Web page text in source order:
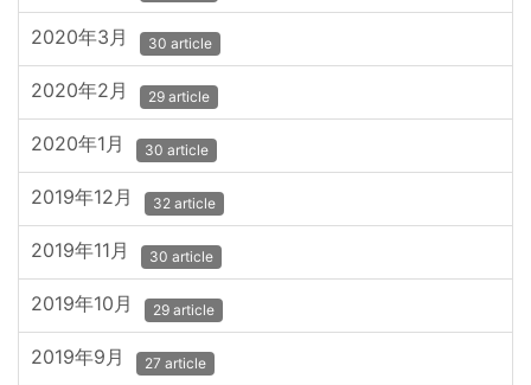
2020年3月 30 article
2020年2月 29 article
2020年1月 30 article
2019年12月 32 article
2019年11月 30 article
2019年10月 29 article
2019年9月 27 article